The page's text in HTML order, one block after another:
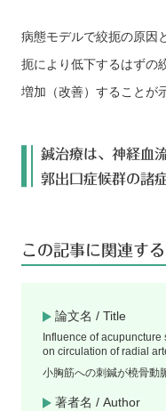
病態モデルで絞扼の原因
扼により低下するはずの
増加（改善）することが
鍼治療は、神経血
郭出口症候群の諸
この記事に関連す
論文名 / Title
Influence of
on circulation of radial
小胸筋への刺鍼が橈骨動
著者名 / Author